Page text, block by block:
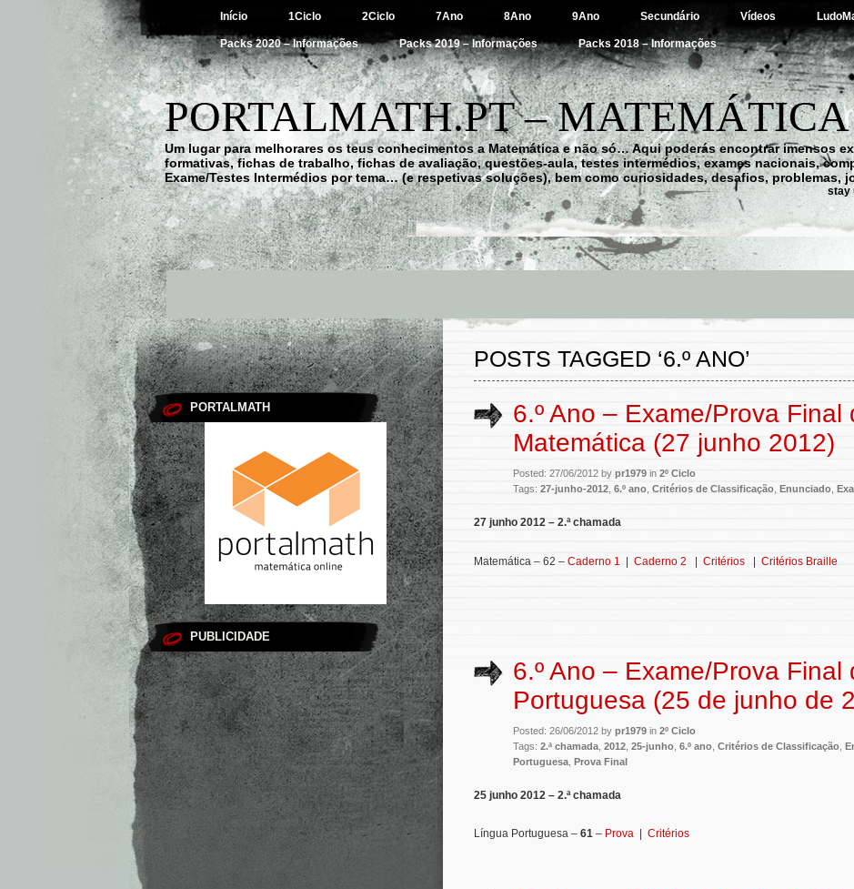
Início 1Ciclo 2Ciclo 7Ano 8Ano 9Ano Secundário Vídeos
Packs 2020 – Informações Packs 2019 – Informações Packs 2018 – Informações
PORTALMATH.PT –
Um lugar para melhorares os teus conhecimentos a Matemática e não só… Aqui poderás encontrar imensos
formativas, fichas de trabalho, fichas de avaliação, questões-aula, testes intermédios, exames nacionais,
Exame/Testes Intermédios por tema… (e respetivas soluções), bem como curiosidades, desafios, problemas,
stay
PORTALMATH
PUBLICIDADE
POSTS TAGGED ‘6.º ANO’
6.º Ano – Exame/Prova Final
Matemática (27 junho 2012)
Posted: 27/06/2012 by pr1979 in 2º Ciclo
Tags: 27-junho-2012 6.º ano Critérios de Classificação Enunciado
27 junho 2012 – 2.ª chamada
Matemática – 62 – Caderno 1 | Caderno 2 | Critérios | Critérios Braille
6.º Ano – Exame/Prova
Portuguesa (25 de junho de
Posted: 26/06/2012 by pr1979 in 2º Ciclo
Tags: 2.ª chamada 2012 25-junho 6.º ano Critérios de Classificação
Portuguesa Prova Final
25 junho 2012 – 2.ª chamada
Língua Portuguesa – 61 – Prova Critérios